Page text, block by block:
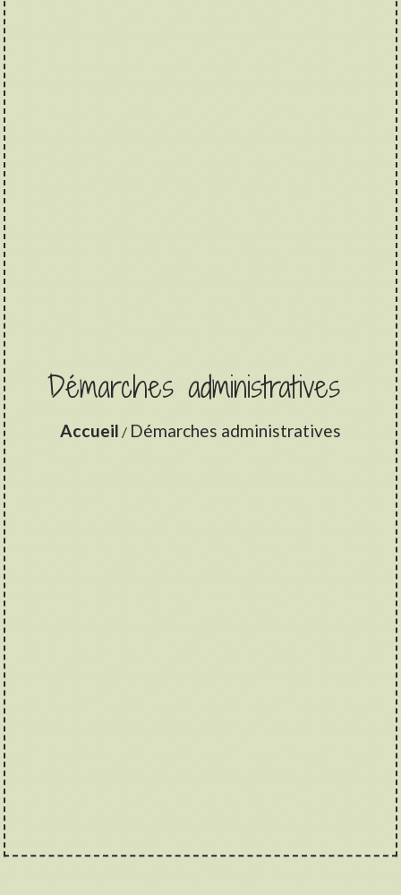
Démarches administratives
Accueil / Démarches administratives